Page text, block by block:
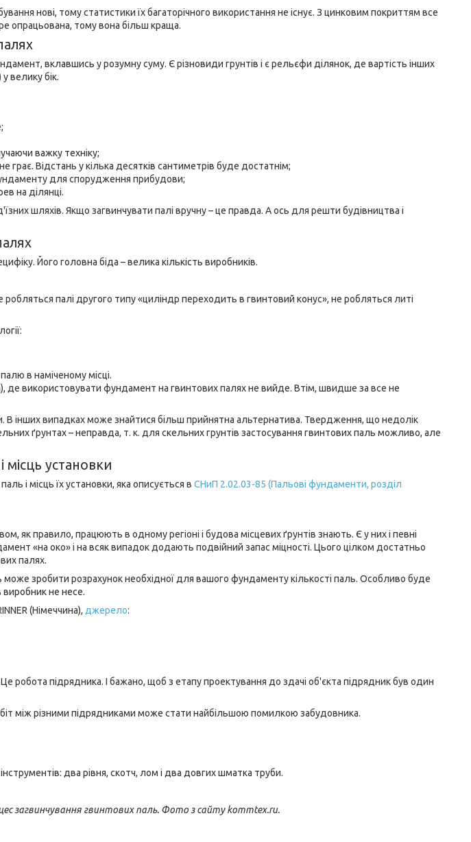
нові, тому статистики їх багаторічного використання не існує. З цинковим покриттям все
опрацьована, тому вона більш краща.
вклавшись у розумну суму. Є різновиди грунтів і є рельєфи ділянок, де вартість інших
велику бік.
важку техніку;
грає. Відстань у кілька десятків сантиметрів буде достатнім;
для спорудження прибудови;
на ділянці.
шляхів. Якщо загвинчувати палі вручну – це правда. А ось для решти будівництва і
Його головна біда – велика кількість виробників.
палі другого типу «циліндр переходить в гвинтовий конус», не робляться литі
в наміченому місці.
де використовувати фундамент на гвинтових палях не вийде. Втім, швидше за все не
В інших випадках може знайтися більш прийнятна альтернатива. Твердження, що недолік
ґрунтах – неправда, т. к. для скельних грунтів застосування гвинтових паль можливо, але
місць установки
і місць їх установки, яка описується в СНиП 2.02.03-85 (Пальові фундаменти, розділ
як правило, працюють в одному регіоні і будова місцевих ґрунтів знають. Є у них і певні
«на око» і на всяк випадок додають подвійний запас міцності. Цього цілком достатньо
палях.
зробити розрахунок необхідної для вашого фундаменту кількості паль. Особливо буде
виробник не несе.
(Німеччина), джерело:
робота підрядника. І бажано, щоб з етапу проектування до здачі об'єкта підрядник був один
між різними підрядниками може стати найбільшою помилкою забудовника.
два рівня, скотч, лом і два довгих шматка труби.
загвинчування гвинтових паль. Фото з сайту kommtex.ru.